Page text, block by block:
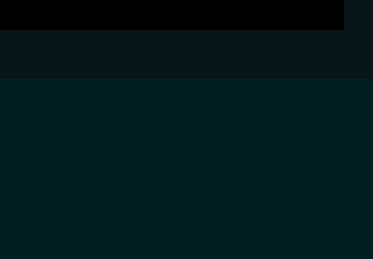
הדגמת ציוד